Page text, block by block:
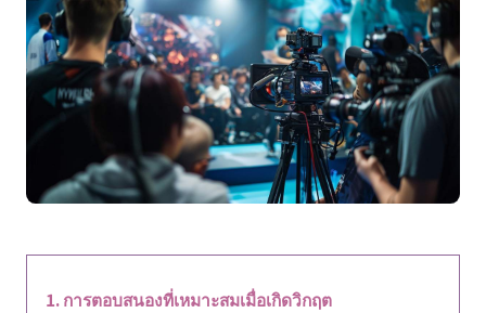
การตอบสนองที่เหมาะสมเมื่อเกิดวิกฤต